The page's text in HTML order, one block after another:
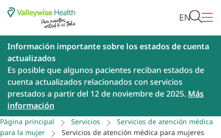
EN
Información importante sobre los estados de cuenta
actualizados
Es posible que algunos pacientes reciban estados de
cuenta actualizados relacionados con servicios
prestados a partir del 12 de noviembre de 2025. Más
información
Página principal Servicios
Servicios de atención médica
para la mujer
Servicios de atención médica para mujeres